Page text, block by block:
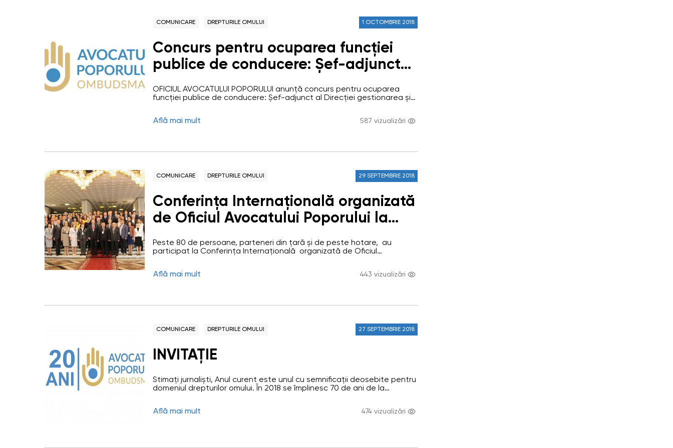
COMUNICARE DREPTURILE OMULUI 1 OCTOMBRIE 2018
Concurs pentru ocuparea funcției
publice de conducere: Șef-adjunct
investigarea cererilor (funcția
vacantă)
OFICIUL AVOCATULUI POPORULUI anunță concurs pentru ocuparea
funcției publice de conducere: Șef-adjunct al Direcției gestionarea și
apăra drepturile şi libertățile omului prin prevenirea încălcării acestora,
Află mai mult 587 vizualizări
COMUNICARE DREPTURILE OMULUI 29 SEPTEMBRIE 2018
Conferința Internațională organizată
de Oficiul Avocatului Poporului la
naționale de protecție a drepturilor
omului în societatea modernă”
Peste 80 de persoane, parteneri din țară și de peste hotare, au
participat la Conferința Internațională organizată de Oficiul
avut loc pe 27 septembrie 2018 la Palatul Republicii, cu prilejul
Află mai mult 443 vizualizări
COMUNICARE DREPTURILE OMULUI 27 SEPTEMBRIE 2018
INVITAȚIE
Stimați jurnaliști, Anul curent este unul cu semnificații deosebite pentru
domeniul drepturilor omului. În 2018 se împlinesc 70 de ani de la
internaționale pentru funcționarea instituțiilor naționale de protecție a
Află mai mult 474 vizualizări